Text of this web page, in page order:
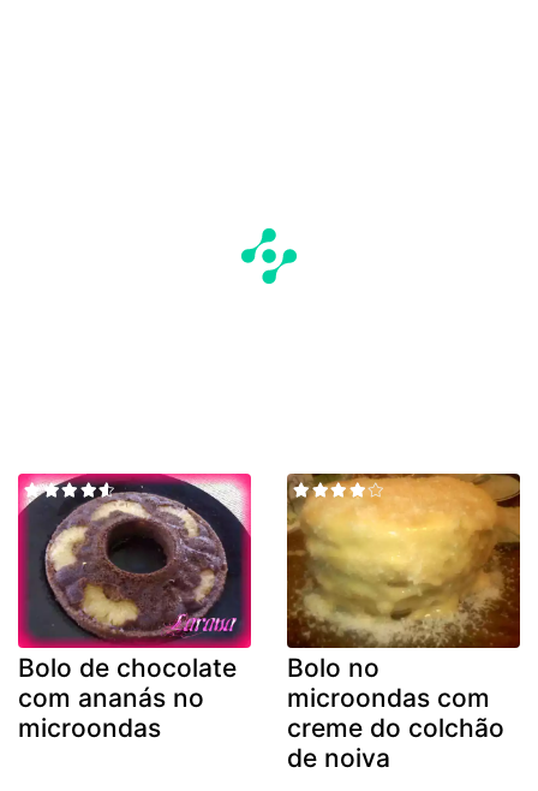
Bolo de chocolate
com ananás no
microondas
Bolo no
microondas com
creme do colchão
de noiva